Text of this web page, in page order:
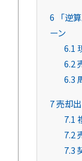
6 「逆
ーン
6.1
6.2
6.3
7売却
7.1
7.2
7.3